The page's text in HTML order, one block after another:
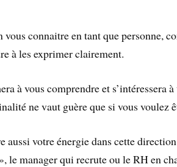
vous connaitre en tant que personne,
à les exprimer clairement.
à vous comprendre et s’intéressera
ne vaut guère que si vous voulez
aussi votre énergie dans cette
le manager qui recrute ou le RH en